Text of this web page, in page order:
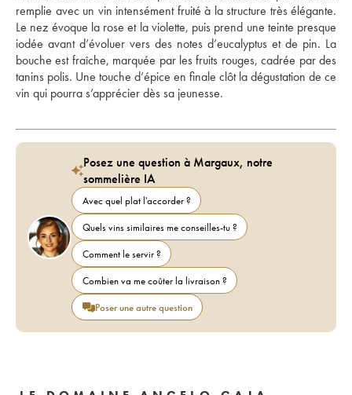
remplie avec un vin intensément fruité à la structure très élégante.
Le nez évoque la rose et la violette, puis prend une teinte presque
iodée avant d’évoluer vers des notes d’eucalyptus et de pin. La
bouche est fraîche, marquée par les fruits rouges, cadrée par des
tanins polis. Une touche d’épice en finale clôt la dégustation de ce
vin qui pourra s’apprécier dès sa jeunesse.
Posez une question à Margaux, notre
sommelière IA
Avec quel plat l'accorder ?
Quels vins similaires me conseilles-tu ?
Comment le servir ?
Combien va me coûter la livraison ?
Poser une autre question